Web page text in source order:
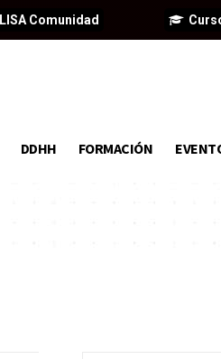
LISA Comunidad
DDHH FORMACIÓN